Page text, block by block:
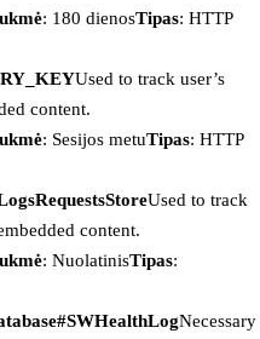
: 180 dienosTipas: HTTP
Used to track user’s
content.
: Sesijos metuTipas: HTTP
Used to track
content.
: NuolatinisTipas:
Necessary